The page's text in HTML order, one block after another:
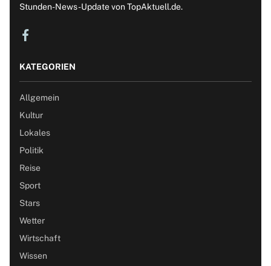
Stunden-News-Update von TopAktuell.de.
KATEGORIEN
Allgemein
Kultur
Lokales
Politik
Reise
Sport
Stars
Wetter
Wirtschaft
Wissen